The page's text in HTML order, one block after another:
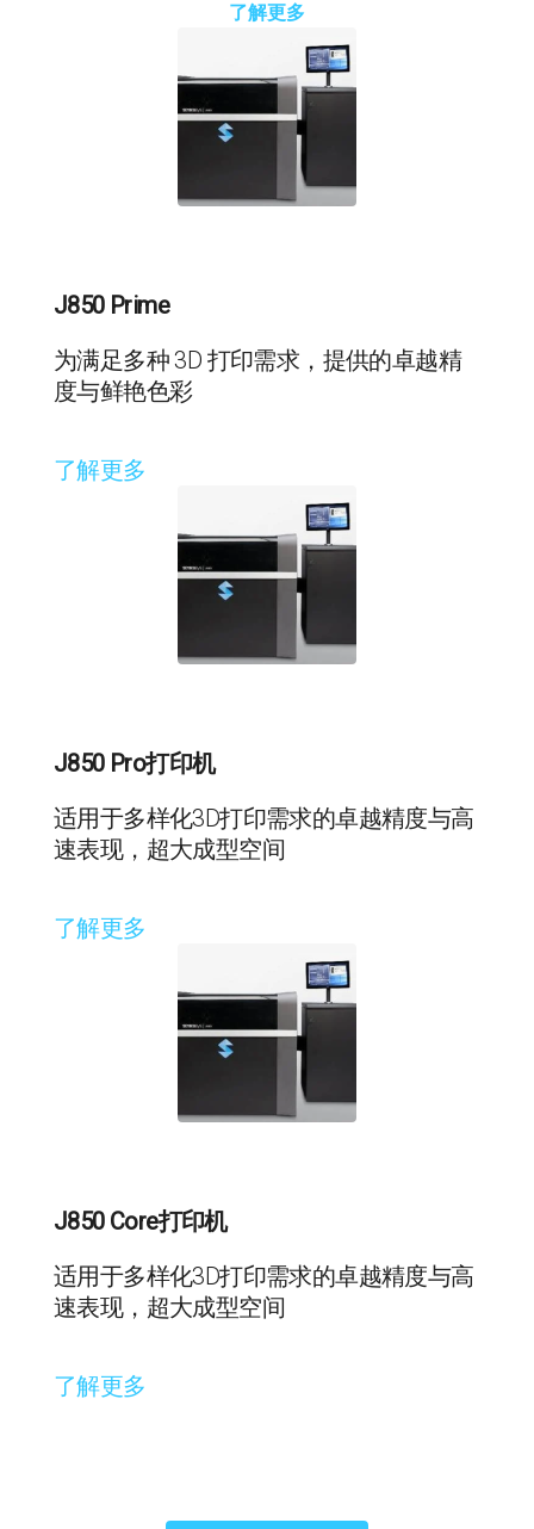
了解更多
J850 Prime
为满足多种 3D 打印需求，提供的卓越精
度与鲜艳色彩
了解更多
J850 Pro打印机
适用于多样化3D打印需求的卓越精度与高
速表现，超大成型空间
了解更多
J850 Core打印机
适用于多样化3D打印需求的卓越精度与高
速表现，超大成型空间
了解更多